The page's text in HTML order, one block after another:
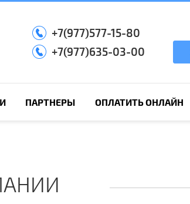
+7(977)577-15-80
+7(977)635-03-00
ПАРТНЕРЫ ОПЛАТИТЬ ОНЛАЙН